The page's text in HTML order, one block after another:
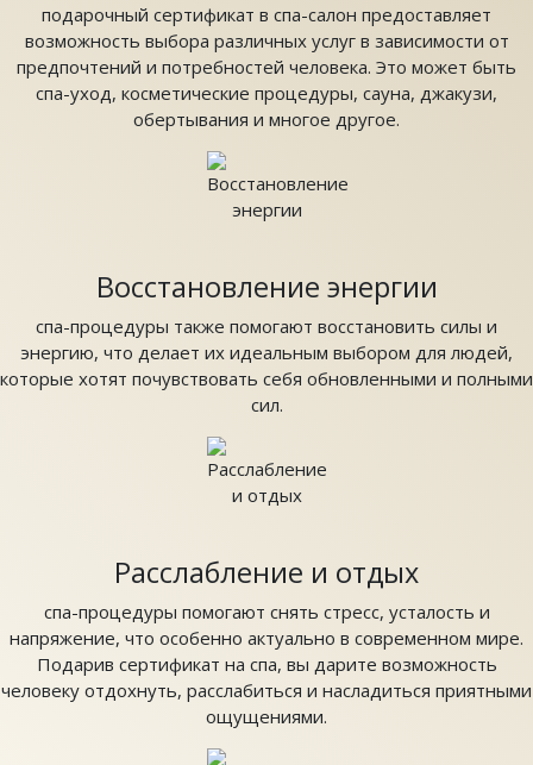
подарочный сертификат в спа-салон предоставляет
возможность выбора различных услуг в зависимости от
предпочтений и потребностей человека. Это может быть
спа-уход, косметические процедуры, сауна, джакузи,
обертывания и многое другое.
Восстановление энергии
спа-процедуры также помогают восстановить силы и
энергию, что делает их идеальным выбором для людей,
которые хотят почувствовать себя обновленными и полными
сил.
Расслабление и отдых
спа-процедуры помогают снять стресс, усталость и
напряжение, что особенно актуально в современном мире.
Подарив сертификат на спа, вы дарите возможность
человеку отдохнуть, расслабиться и насладиться приятными
ощущениями.